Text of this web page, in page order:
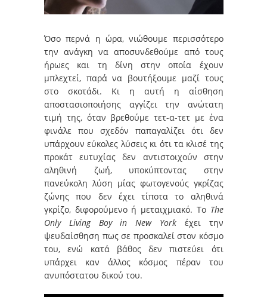
Όσο περνά η ώρα, νιώθουμε περισσότερο
την ανάγκη να αποσυνδεθούμε από τους
ήρωες και τη δίνη στην οποία έχουν
μπλεχτεί, παρά να βουτήξουμε μαζί τους
στο σκοτάδι. Κι η αυτή η αίσθηση
αποστασιοποιήσης αγγίζει την ανώτατη
τιμή της, όταν βρεθούμε τετ-α-τετ με ένα
φινάλε που σχεδόν παπαγαλίζει ότι δεν
υπάρχουν εύκολες λύσεις κι ότι τα κλισέ της
προκάτ ευτυχίας δεν αντιστοιχούν στην
αληθινή ζωή, υποκύπτοντας στην
πανεύκολη λύση μίας φωτογενούς γκρίζας
ζώνης που δεν έχει τίποτα το αληθινά
γκρίζο, διφορούμενο ή μεταιχμιακό. To The
Only Living Boy in New York έχει την
ψευδαίσθηση πως σε προσκαλεί στον κόσμο
του, ενώ κατά βάθος δεν πιστεύει ότι
υπάρχει καν άλλος κόσμος πέραν του
ανυπόστατου δικού του.